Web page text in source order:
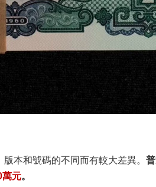
本和號碼的不同而有較大差異。
萬元。